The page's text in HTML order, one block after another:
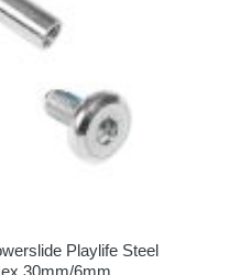
Playlife Steel
30mm/6mm